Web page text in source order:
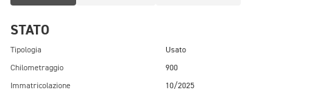
STATO
Tipologia Usato
Chilometraggio 900
Immatricolazione 10/2025